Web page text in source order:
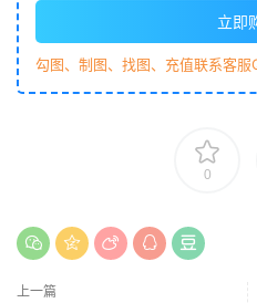
立即
勾图、制图、找图、充值联系客
0
上一篇